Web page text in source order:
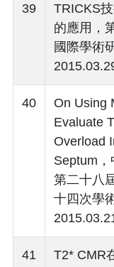
39
TRICKS
的應用，
國際學術
40
On Using
Evaluate
Overload
Septum
第二十八
十四次學
41
T2* CMR